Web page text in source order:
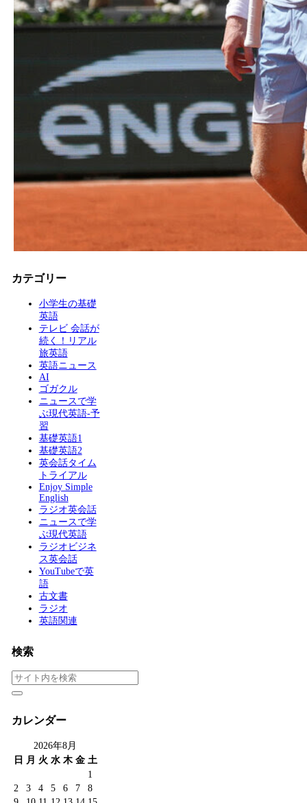
カテゴリー
小学生の基礎
英語
テレビ 会話が
続く！リアル
旅英語
英語ニュース
AI
ゴガクル
ニュースで学
ぶ現代英語-予
習
基礎英語1
基礎英語2
英会話タイム
トライアル
Enjoy Simple
English
ラジオ英会話
ニュースで学
ぶ現代英語
ラジオビジネ
ス英会話
YouTubeで英
語
古文書
ラジオ
英語関連
検索
カレンダー
2026年8月
日
月 火 水 木 金 土
1
2
3 4 5 6 7
8